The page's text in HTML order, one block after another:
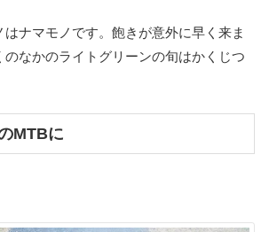
はナマモノです。飽きが意外に早く来ま
なかのライトグリーンの旬はかくじつ
MTBに